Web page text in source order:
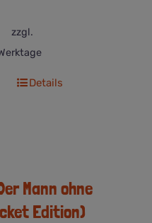
zzgl.
Details
Mann ohne
Edition)